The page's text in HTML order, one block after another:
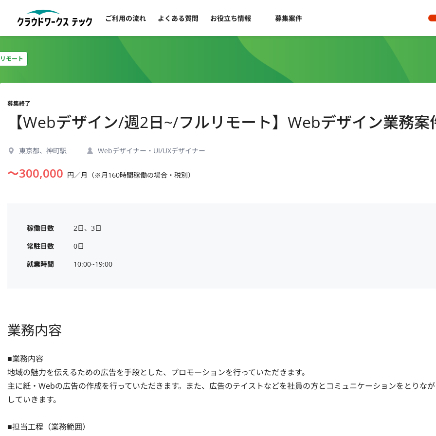
ご利用の流れ よくある質問 お役立ち情報 募集案件
モート
募集終了
【Webデザイン/週2日~/フルリモート】Webデザイン業務案
東京都、神町駅 Webデザイナー・UI/UXデザイナー
〜300,000 円／月（※月160時間稼働の場合・税別）
稼働日数
2日、3日
常駐日数
0日
就業時間
10:00~19:00
業務内容
■業務内容
地域の魅力を伝えるための広告を手段とした、プロモーションを行っていただきます。
主に紙・Webの広告の作成を行っていただきます。また、広告のテイストなどを社員の方とコミュニケーションをとりな
していきます。
■担当工程（業務範囲）